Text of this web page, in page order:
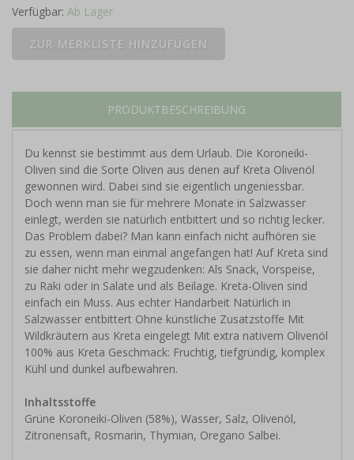
Verfügbar: Ab Lager
PRODUKTBESCHREIBUNG
Du kennst sie bestimmt aus dem Urlaub. Die Koroneiki-
Oliven sind die Sorte Oliven aus denen auf Kreta Olivenöl
gewonnen wird. Dabei sind sie eigentlich ungeniessbar.
Doch wenn man sie für mehrere Monate in Salzwasser
einlegt, werden sie natürlich entbittert und so richtig lecker.
Das Problem dabei? Man kann einfach nicht aufhören sie
zu essen, wenn man einmal angefangen hat! Auf Kreta sind
sie daher nicht mehr wegzudenken: Als Snack, Vorspeise,
zu Raki oder in Salate und als Beilage. Kreta-Oliven sind
einfach ein Muss. Aus echter Handarbeit Natürlich in
Salzwasser entbittert Ohne künstliche Zusatzstoffe Mit
Wildkräutern aus Kreta eingelegt Mit extra nativem Olivenöl
100% aus Kreta Geschmack: Fruchtig, tiefgründig, komplex
Kühl und dunkel aufbewahren.
Inhaltsstoffe
Grüne Koroneiki-Oliven (58%), Wasser, Salz, Olivenöl,
Zitronensaft, Rosmarin, Thymian, Oregano Salbei.